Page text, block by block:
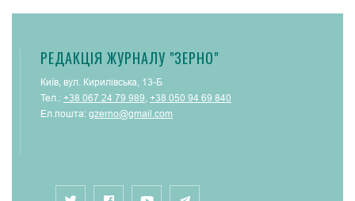
РЕДАКЦІЯ ЖУРНАЛУ "ЗЕРНО"
Київ, вул. Кирилівська, 13-Б
Тел.: +38 067 24 79 989 +38 050 94 69 840
Ел.пошта: gzerno@gmail.com